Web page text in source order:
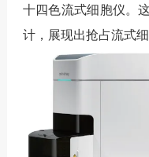
十四色流式细胞仪。
计，展现出抢占流式